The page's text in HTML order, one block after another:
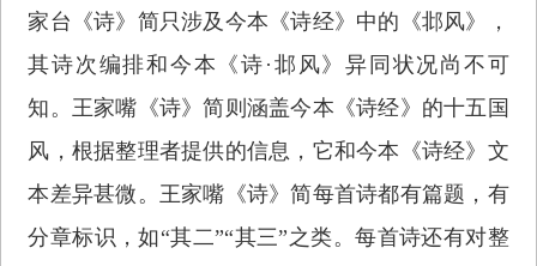
家台《诗》简只涉及今本《诗经》中的《邶风》，
其诗次编排和今本《诗·邶风》异同状况尚不可
知。王家嘴《诗》简则涵盖今本《诗经》的十五国
风，根据整理者提供的信息，它和今本《诗经》文
本差异甚微。王家嘴《诗》简每首诗都有篇题，有
分章标识，如“其二”“其三”之类。每首诗还有对整